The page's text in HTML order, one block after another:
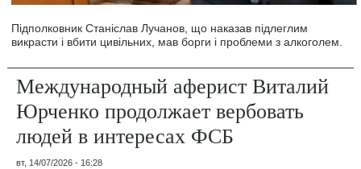
Підполковник Станіслав Лучанов, що наказав підлеглим
викрасти і вбити цивільних, мав борги і проблеми з алкоголем.
Международный аферист Виталий
Юрченко продолжает вербовать
людей в интересах ФСБ
вт, 14/07/2026 - 16:28